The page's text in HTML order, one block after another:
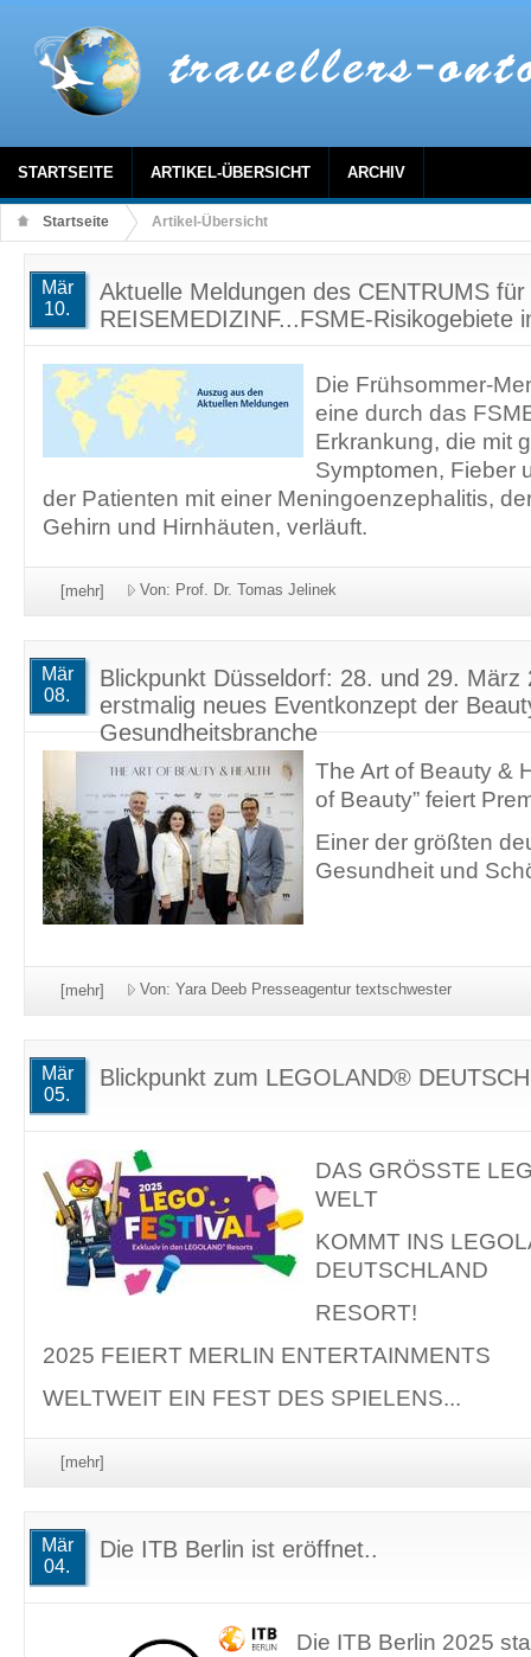
STARTSEITE ARTIKEL-ÜBERSICHT ARCHIV
Startseite Artikel-Übersicht
Mär
10.
Aktuelle Meldungen des CENTRUMS für
REISEMEDIZINF...FSME-Risikogebiete
Die Frühsommer-
eine durch das
Erkrankung, die mit
Symptomen, Fieber
der Patienten mit einer Meningoenzephalitis,
Gehirn und Hirnhäuten, verläuft.
[mehr] Von: Prof. Dr. Tomas Jelinek
Mär
08.
Blickpunkt Düsseldorf: 28. und 29. März
erstmalig neues Eventkonzept der
Gesundheitsbranche
The Art of Beauty &
of Beauty” feiert
Einer der größten
Gesundheit und
[mehr] Von: Yara Deeb Presseagentur textschwester
Mär
05.
Blickpunkt zum LEGOLAND®
DAS GRÖSSTE
WELT
KOMMT INS
DEUTSCHLAND
RESORT!
2025 FEIERT MERLIN ENTERTAINMENTS
WELTWEIT EIN FEST DES SPIELENS...
[mehr]
Mär
04.
Die ITB Berlin ist eröffnet..
Die ITB Berlin 2025